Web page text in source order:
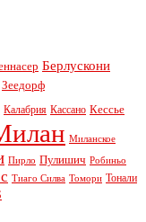
Берлускони
Зеедорф
Калабрия Кассано Кессье
Миланское
Пирло Пулишич Робиньо
Тиаго Силва Томори Тонали